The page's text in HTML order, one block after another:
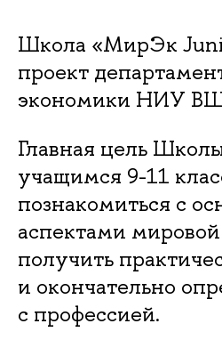
Школа «МирЭк
проект
экономики НИУ
Главная цель
учащимся 9-11
познакомиться с
аспектами
получить
и окончательно
с профессией.